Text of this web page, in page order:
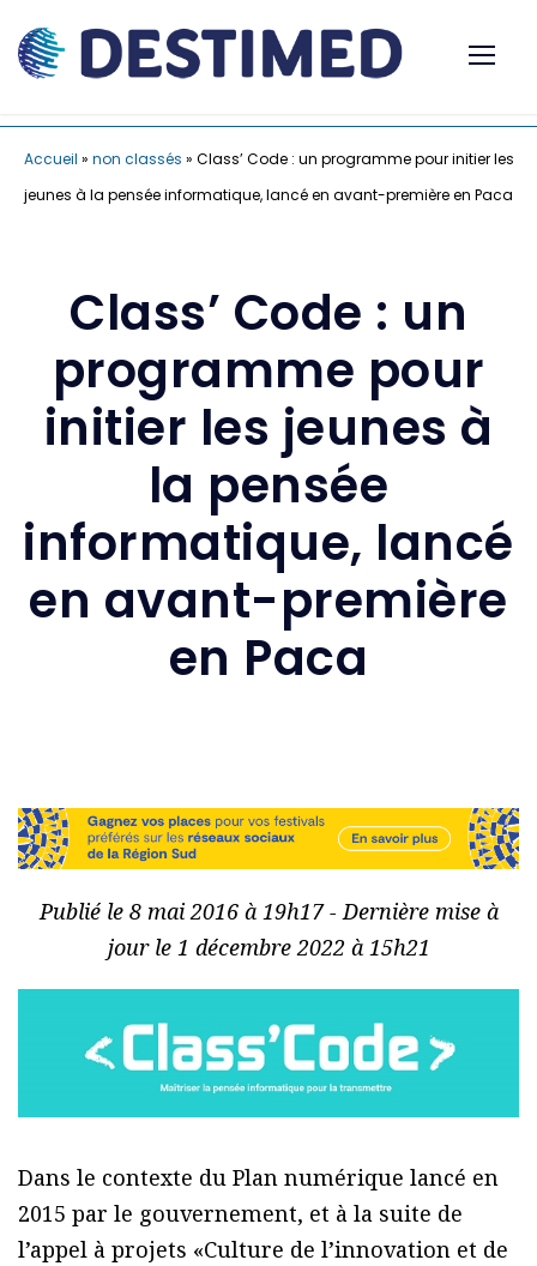
Accueil » non classés » Class’ Code : un programme pour initier les
jeunes à la pensée informatique, lancé en avant-première en Paca
Class’ Code : un
programme pour
initier les jeunes à
la pensée
informatique, lancé
en avant-première
en Paca
Publié le 8 mai 2016 à 19h17 - Dernière mise à
jour le 1 décembre 2022 à 15h21
Dans le contexte du Plan numérique lancé en
2015 par le gouvernement, et à la suite de
l’appel à projets «Culture de l’innovation et de